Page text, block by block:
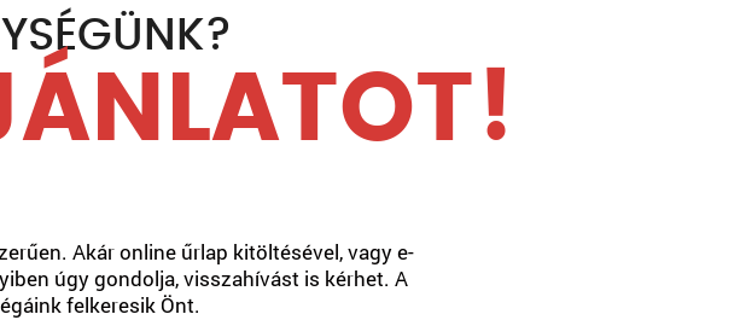
Akár online űrlap kitöltésével, vagy e-
úgy gondolja, visszahívást is kérhet. A
felkeresik Önt.